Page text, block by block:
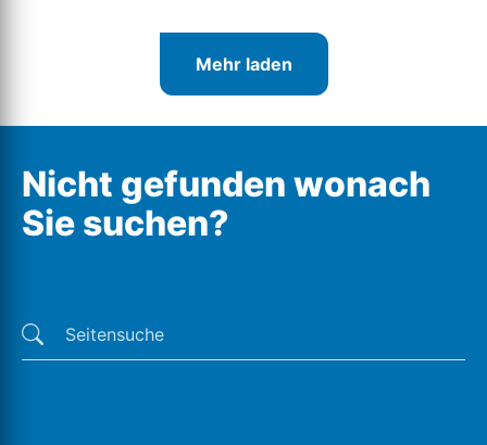
Mehr laden
Nicht gefunden wonach
Sie suchen?